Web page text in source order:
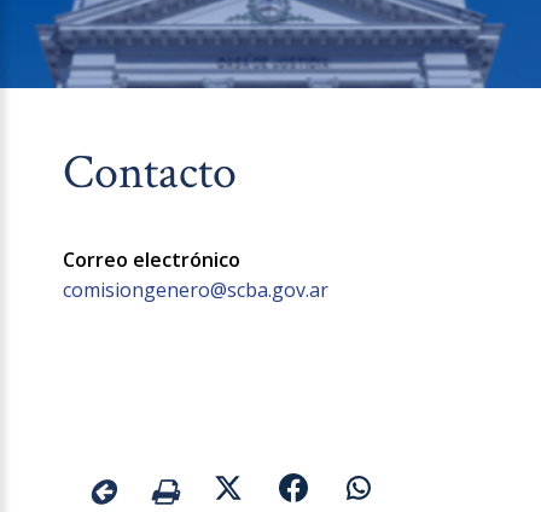
Contacto
Correo electrónico
comisiongenero@scba.gov.ar